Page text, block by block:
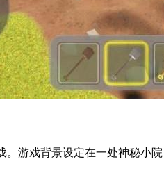
戏背景设定在一处神秘小院